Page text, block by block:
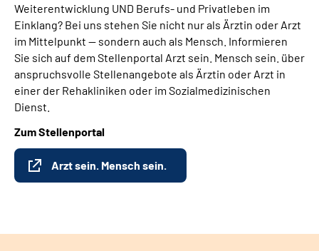
Weiterentwicklung UND Berufs- und Privatleben im
Einklang? Bei uns stehen Sie nicht nur als Ärztin oder Arzt
im Mittelpunkt — sondern auch als Mensch. Informieren
Sie sich auf dem Stellenportal Arzt sein. Mensch sein. über
anspruchsvolle Stellenangebote als Ärztin oder Arzt in
einer der Rehakliniken oder im Sozialmedizinischen
Dienst.
Zum Stellenportal
Arzt sein. Mensch sein.